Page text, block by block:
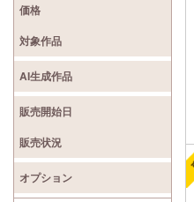
価格
対象作品
AI生成作品
販売開始日
販売状況
オプション